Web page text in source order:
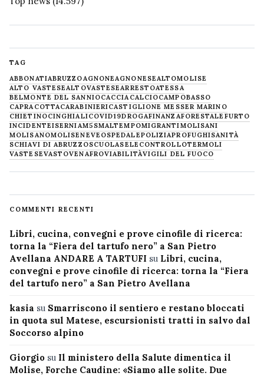
TAG
ABBONATIABRUZZOAGNONEAGNONESEALTOMOLISE
ALTO VASTESEALTOVASTESEARRESTOATESSA
BELMONTE DEL SANNIOCACCIACALCIOCAMPOBASSO
CAPRACOTTACARABINIERICASTIGLIONE MESSER MARINO
CHIETINOCINGHIALICOVID19DROGAFINANZAFORESTALE FURTO
INCIDENTEISERNIAM5SMALTEMPOMIGRANTIMOLISANI
MOLISANOMOLISENEVE OSPEDALEPOLIZIAPROFUGHISANITÀ
SCHIAVI DI ABRUZZOSCUOLASELECONTROLLOTERMOLI
VASTESEVASTOVENAFROVIABILITÀVIGILI DEL FUOCO
COMMENTI RECENTI
Libri, cucina, convegni e prove cinofile di ricerca:
torna la “Fiera del tartufo nero” a San Pietro
Avellana ANDARE A TARTUFI su Libri, cucina,
convegni e prove cinofile di ricerca: torna la “Fiera
del tartufo nero” a San Pietro Avellana
kasia su Smarriscono il sentiero e restano bloccati
in quota sul Matese, escursionisti tratti in salvo dal
Soccorso alpino
Giorgio su Il ministero della Salute dimentica il
Molise, Forche Caudine: «Siamo alle solite. Due